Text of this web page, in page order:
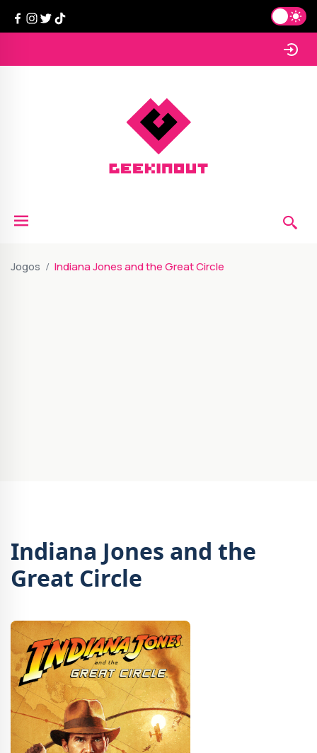
Jogos Indiana Jones and the Great Circle
Indiana Jones and the
Great Circle